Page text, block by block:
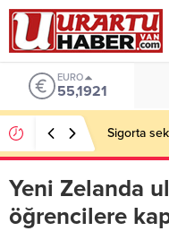
EURO
55,1921
Sigorta
Yeni Zelanda
öğrencilere